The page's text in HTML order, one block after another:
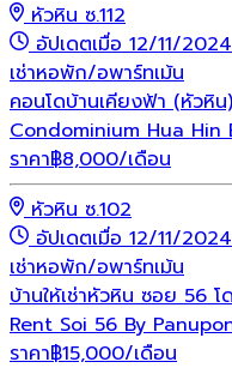
หัวหิน ซ.112
อัปเดตเมื่อ 12/11/2024
เช่าหอพัก/อพาร์ทเม้น
คอนโดบ้านเคียงฟ้า (หัว
Condominium Hua Hin
ราคา฿8,000/เดือน
หัวหิน ซ.102
อัปเดตเมื่อ 12/11/2024
เช่าหอพัก/อพาร์ทเม้น
บ้านให้เช่าหัวหิน ซอย
Rent Soi 56 By
ราคา฿15,000/เดือน